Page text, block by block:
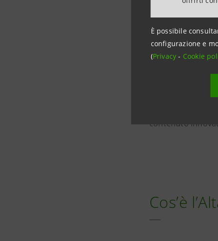
È possibile
configurazione e
(Privacy- Cookie
specifici ambiti.
tecnologia
come motore di
contenuto
Cos’è